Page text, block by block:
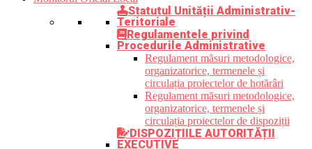
Statutul Unității Administrativ-
Teritoriale
Regulamentele privind
Procedurile Administrative
Regulament măsuri metodologice,
organizatorice, termenele și
circulația proiectelor de hotărâri
Regulament măsuri metodologice,
organizatorice, termenele și
circulația proiectelor de dispoziții
DISPOZIȚIILE AUTORITĂȚII
EXECUTIVE